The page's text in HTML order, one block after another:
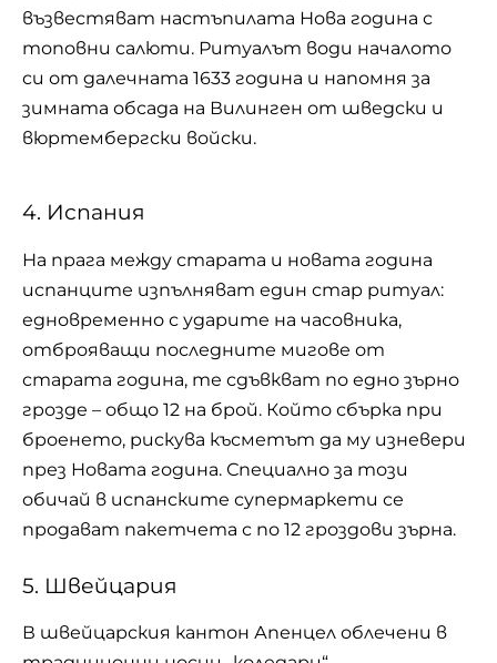
възвестяват настъпилата Нова година с
топовни салюти. Ритуалът води началото
си от далечната 1633 година и напомня за
зимната обсада на Вилинген от шведски и
вюртембергски войски.
4. Испания
На прага между старата и новата година
испанците изпълняват един стар ритуал:
едновременно с ударите на часовника,
отброяващи последните мигове от
старата година, те сдъвкват по едно зърно
грозде – общо 12 на брой. Който сбърка при
броенето, рискува късметът да му изневери
през Новата година. Специално за този
обичай в испанските супермаркети се
продават пакетчета с по 12 гроздови зърна.
5. Швейцария
В швейцарския кантон Апенцел облечени в